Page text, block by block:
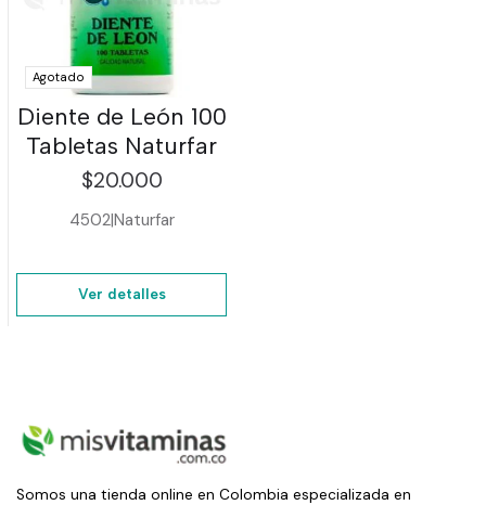
Agotado
Diente de León 100
Tabletas Naturfar
$20.000
4502|Naturfar
Ver detalles
Somos una tienda online en Colombia especializada en